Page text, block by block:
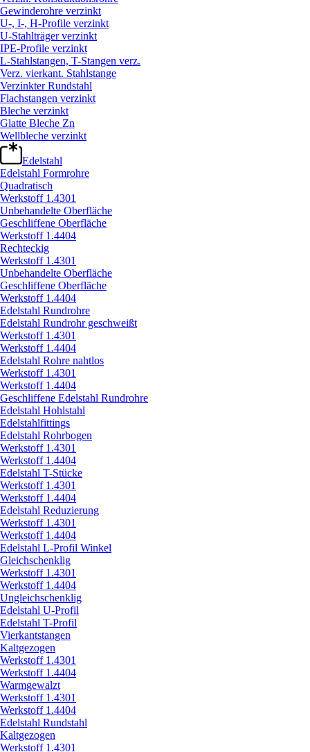
Gewinderohre verzinkt
U-, I-, H-Profile verzinkt
U-Stahlträger verzinkt
IPE-Profile verzinkt
L-Stahlstangen, T-Stangen verz.
Verz. vierkant. Stahlstange
Verzinkter Rundstahl
Flachstangen verzinkt
Bleche verzinkt
Glatte Bleche Zn
Wellbleche verzinkt
Edelstahl
Edelstahl Formrohre
Quadratisch
Werkstoff 1.4301
Unbehandelte Oberfläche
Geschliffene Oberfläche
Werkstoff 1.4404
Rechteckig
Werkstoff 1.4301
Unbehandelte Oberfläche
Geschliffene Oberfläche
Werkstoff 1.4404
Edelstahl Rundrohre
Edelstahl Rundrohr geschweißt
Werkstoff 1.4301
Werkstoff 1.4404
Edelstahl Rohre nahtlos
Werkstoff 1.4301
Werkstoff 1.4404
Geschliffene Edelstahl Rundrohre
Edelstahl Hohlstahl
Edelstahlfittings
Edelstahl Rohrbogen
Werkstoff 1.4301
Werkstoff 1.4404
Edelstahl T-Stücke
Werkstoff 1.4301
Werkstoff 1.4404
Edelstahl Reduzierung
Werkstoff 1.4301
Werkstoff 1.4404
Edelstahl L-Profil Winkel
Gleichschenklig
Werkstoff 1.4301
Werkstoff 1.4404
Ungleichschenklig
Edelstahl U-Profil
Edelstahl T-Profil
Vierkantstangen
Kaltgezogen
Werkstoff 1.4301
Werkstoff 1.4404
Warmgewalzt
Werkstoff 1.4301
Werkstoff 1.4404
Edelstahl Rundstahl
Kaltgezogen
Werkstoff 1.4301